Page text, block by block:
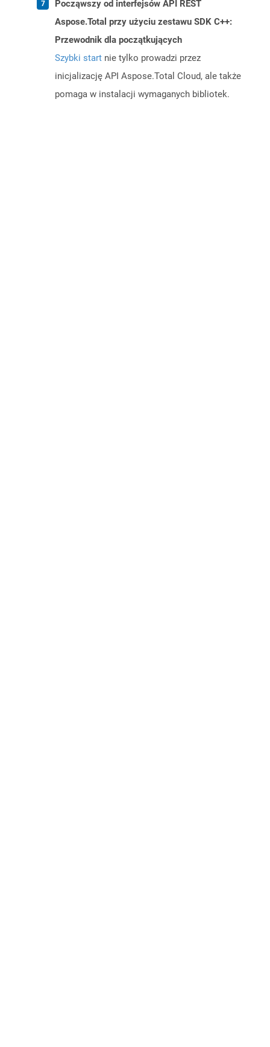
Począwszy od interfejsów API REST
Aspose.Total przy użyciu zestawu SDK C++:
Przewodnik dla początkujących
Szybki start nie tylko prowadzi przez
inicjalizację API Aspose.Total Cloud, ale także
pomaga w instalacji wymaganych bibliotek.